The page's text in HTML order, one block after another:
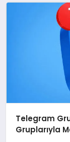
Telegram
Gruplarıyla